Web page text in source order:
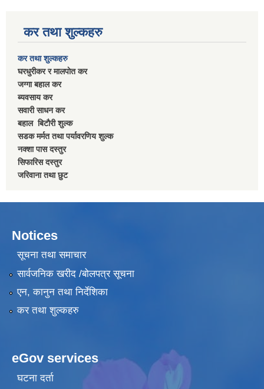
कर तथा शुल्कहरु
कर तथा शुल्कहरु
घरधुरीकर र मालपाेत कर
जग्गा बहाल कर
ब्यवसाय कर
सवारी साधन कर
बहाल बिटाैरी शुल्क
सडक मर्मत तथा पर्यावरणिय शुल्क
नक्शा पास दस्तुर
सिफारिस दस्तुर
जरिवाना तथा छुट
Notices
सूचना तथा समाचार
सार्वजनिक खरीद /बोलपत्र सूचना
एन, कानुन तथा निर्देशिका
कर तथा शुल्कहरु
eGov services
घटना दर्ता